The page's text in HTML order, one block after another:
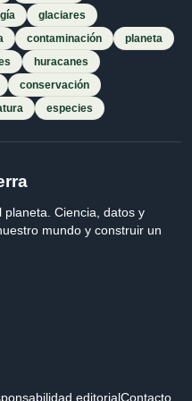
glaciares
contaminación
planeta
huracanes
conservación
especies
planeta. Ciencia, datos y
mundo y construir un
editorialContacto